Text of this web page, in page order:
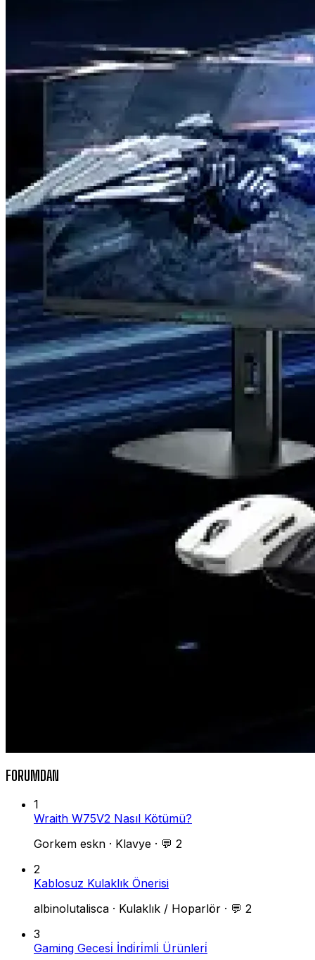
FORUMDAN
1
Wraith W75V2 Nasıl Kötümü?
Gorkem eskn · Klavye · 💬 2
2
Kablosuz Kulaklık Önerisi
albinolutalisca · Kulaklık / Hoparlör · 💬 2
3
Gaming Gecesi̇ İndi̇ri̇mli̇ Ürünleri̇